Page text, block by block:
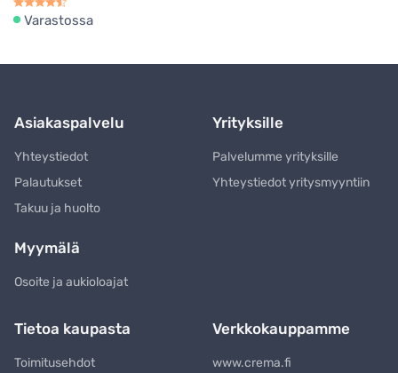
Varastossa
Asiakaspalvelu
Yhteystiedot
Palautukset
Takuu ja huolto
Yrityksille
Palvelumme yrityksille
Yhteystiedot yritysmyyntiin
Myymälä
Osoite ja aukioloajat
Tietoa kaupasta
Toimitusehdot
Verkkokauppamme
www.crema.fi